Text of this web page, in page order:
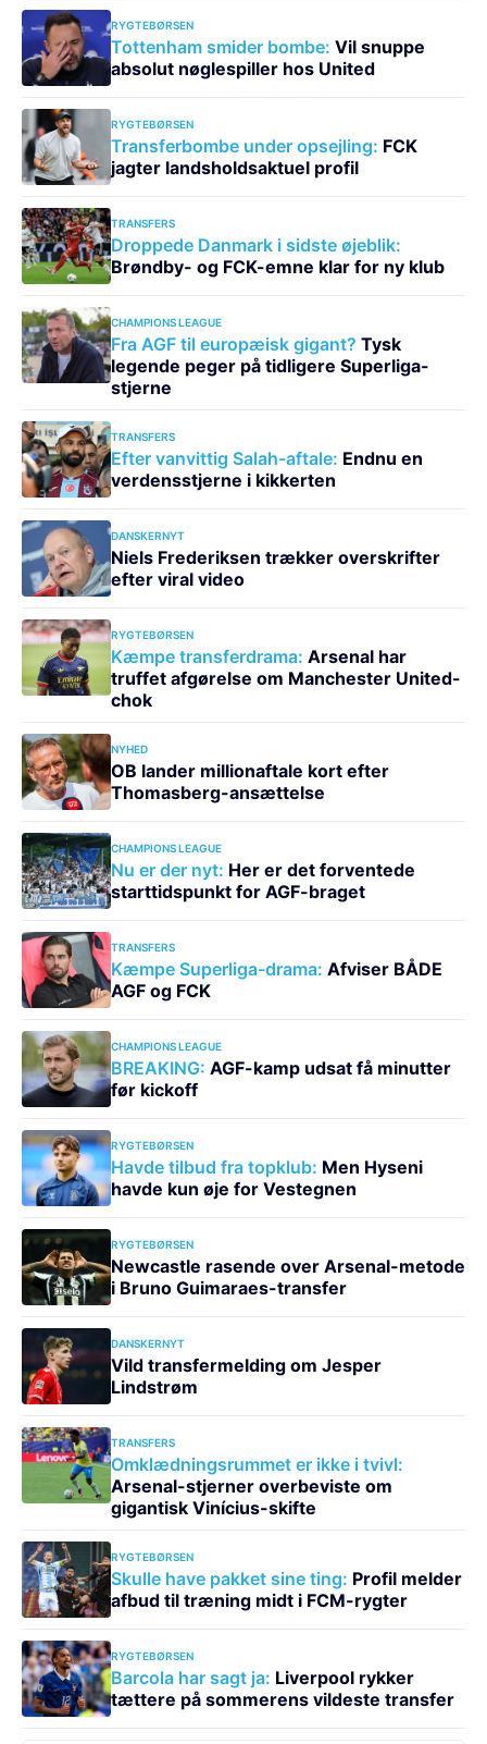
RYGTEBØRSEN
Tottenham smider bombe: Vil snuppe
absolut nøglespiller hos United
RYGTEBØRSEN
Transferbombe under opsejling: FCK
jagter landsholdsaktuel profil
TRANSFERS
Droppede Danmark i sidste øjeblik:
Brøndby- og FCK-emne klar for ny klub
CHAMPIONS LEAGUE
Fra AGF til europæisk gigant? Tysk
legende peger på tidligere Superliga-
stjerne
TRANSFERS
Efter vanvittig Salah-aftale: Endnu en
verdensstjerne i kikkerten
DANSKERNYT
Niels Frederiksen trækker overskrifter
efter viral video
RYGTEBØRSEN
Kæmpe transferdrama: Arsenal har
truffet afgørelse om Manchester United-
chok
NYHED
OB lander millionaftale kort efter
Thomasberg-ansættelse
CHAMPIONS LEAGUE
Nu er der nyt: Her er det forventede
starttidspunkt for AGF-braget
TRANSFERS
Kæmpe Superliga-drama: Afviser BÅDE
AGF og FCK
CHAMPIONS LEAGUE
BREAKING: AGF-kamp udsat få minutter
før kickoff
RYGTEBØRSEN
Havde tilbud fra topklub: Men Hyseni
havde kun øje for Vestegnen
RYGTEBØRSEN
Newcastle rasende over Arsenal-metode
i Bruno Guimaraes-transfer
DANSKERNYT
Vild transfermelding om Jesper
Lindstrøm
TRANSFERS
Omklædningsrummet er ikke i tvivl:
Arsenal-stjerner overbeviste om
gigantisk Vinícius-skifte
RYGTEBØRSEN
Skulle have pakket sine ting: Profil melder
afbud til træning midt i FCM-rygter
RYGTEBØRSEN
Barcola har sagt ja: Liverpool rykker
tættere på sommerens vildeste transfer